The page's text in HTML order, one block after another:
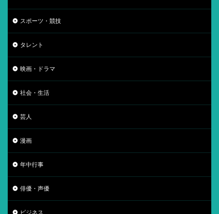
スポーツ・競技
タレント
映画・ドラマ
社会・生活
芸人
漫画
年中行事
俳優・声優
ビジネス